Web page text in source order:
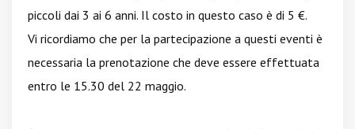
piccoli dai 3 ai 6 anni. Il costo in questo caso è di 5 €.
Vi ricordiamo che per la partecipazione a questi eventi è
necessaria la prenotazione che deve essere effettuata
entro le 15.30 del 22 maggio.